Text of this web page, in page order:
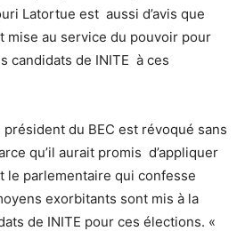
Latortue est aussi d’avis que
mise au service du pouvoir pour
candidats de INITE à ces
président du BEC est révoqué sans
qu’il aurait promis d’appliquer
le parlementaire qui confesse
exorbitants sont mis à la
de INITE pour ces élections. «